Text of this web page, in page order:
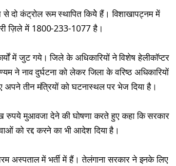
दो कंट्रोल रूम स्थापित कियेे हैं। विशाखापट्नम में
ज़िले में 1800-233-1077 है।
में जुट गये। जिले के अधिकारियों ने विशेष हेलीकॉप्टर
ने नाव दुर्घटना को लेकर जिला के वरिष्ठ अधिकारियों
अपने तीन मंत्रियों को घटनास्थल पर भेज दिया है।
रुपये मुआवजा देने की घोषणा करते हुए कहा कि सरकार
को रद्द करने का भी आदेश दिया है।
अस्पताल में भर्ती में हैं। तेलंगाना सरकार ने इनके लिए